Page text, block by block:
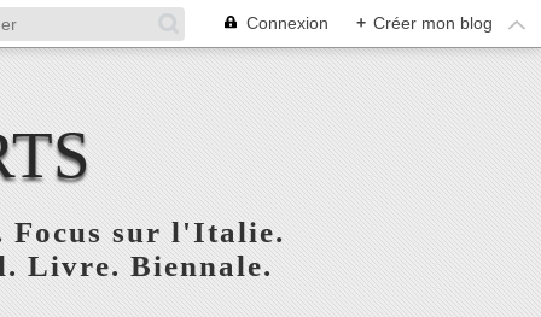
Connexion + Créer mon blog
Focus sur l'Italie.
Livre. Biennale.